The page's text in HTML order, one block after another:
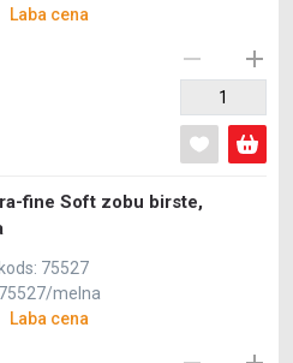
Laba cena
fine Soft zobu birste,
kods: 75527
75527/melna
Laba cena